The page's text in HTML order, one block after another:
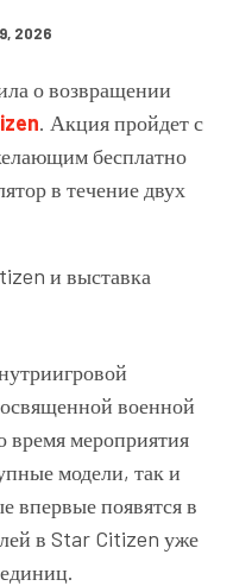
2026
о возвращении
. Акция пройдет с
бесплатно
в течение двух
военной
время мероприятия
модели, так и
впервые появятся в
в Star Citizen уже